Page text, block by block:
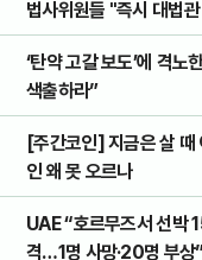
지구촌 덮친 ‘살인 더위
기도 끊겼다
“우크라에 정유시설 얻
정제유 3만t 긴급 수혈”
'속도·물량' 사수 나선
부동산 회의로 '공급 절